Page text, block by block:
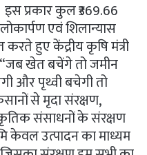
इस प्रकार कुल ₹369.66
एवं शिलान्यास
करते हुए केंद्रीय कृषि मंत्री
“जब खेत बचेंगे तो जमीन
और पृथ्वी बचेगी तो
से मृदा संरक्षण,
संसाधनों के संरक्षण
केवल उत्पादन का माध्यम